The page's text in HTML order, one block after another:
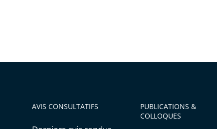
AVIS CONSULTATIFS
PUBLICATIONS &
COLLOQUES